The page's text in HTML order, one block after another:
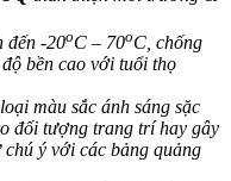
đến -20oC – 70oC, chống
bền cao với tuổi thọ
màu sắc ánh sáng sặc
đối tượng trang trí hay gây
ý với các bảng quảng